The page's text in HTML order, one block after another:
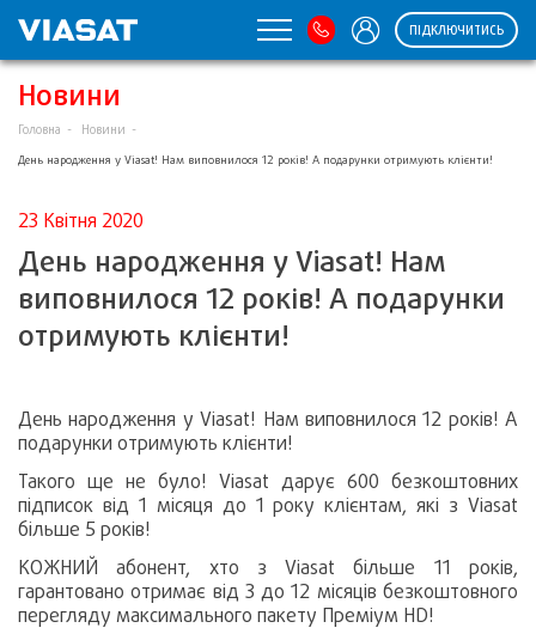
ПІДКЛЮЧИТИСЬ
Новини
Головна
Новини
День народження у Viasat! Нам виповнилося 12 років! А подарунки отримують клієнти!
23 Квітня 2020
День народження у Viasat! Нам
виповнилося 12 років! А подарунки
отримують клієнти!
День народження у Viasat! Нам виповнилося 12 років! А
подарунки отримують клієнти!
Такого ще не було! Viasat дарує 600 безкоштовних
підписок від 1 місяця до 1 року клієнтам, які з Viasat
більше 5 років!
КОЖНИЙ абонент, хто з Viasat більше 11 років,
гарантовано отримає від 3 до 12 місяців безкоштовного
перегляду максимального пакету Преміум HD!